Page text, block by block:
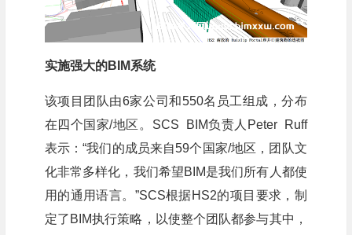
实施强大的BIM系统
该项目团队由6家公司和550名员工组成，分布
在四个国家/地区。SCS BIM负责人Peter Ruff
表示：“我们的成员来自59个国家/地区，团队文
化非常多样化，我们希望BIM是我们所有人都使
用的通用语言。”SCS根据HS2的项目要求，制
定了BIM执行策略，以使整个团队都参与其中，